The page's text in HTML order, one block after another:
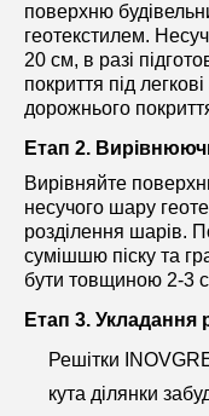
поверхню
геотекстилем.
20 см, в разі
покриття під
дорожнього
Етап 2.
Вирівняйте
несучого шару
розділення шарів.
сумішшю піску та
бути товщиною 2-3
Етап 3. Укладання
Решітки
кута ділянки